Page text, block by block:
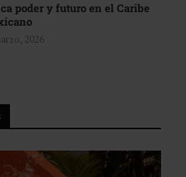
poder y futuro en el Caribe
2026